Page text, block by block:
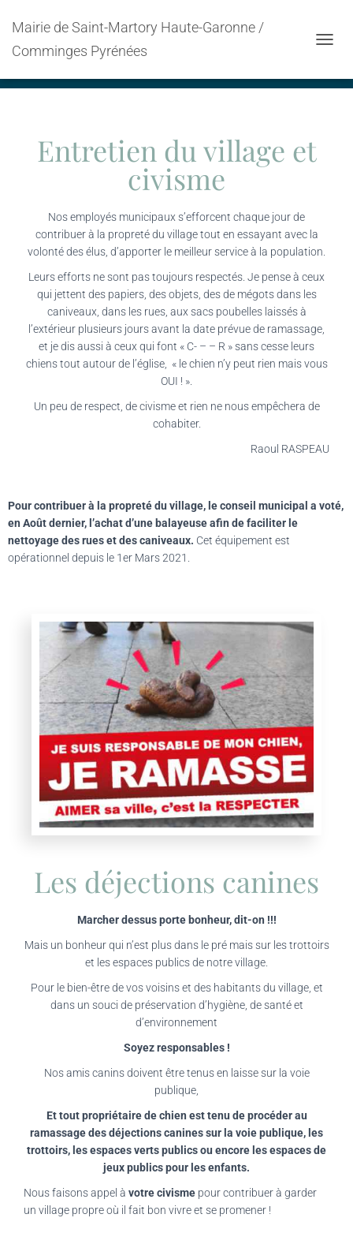
Mairie de Saint-Martory Haute-Garonne /
Comminges Pyrénées
Propreté de notre village
Entretien du village et
civisme
Nos employés municipaux s’efforcent chaque jour de
contribuer à la propreté du village tout en essayant avec la
volonté des élus, d’apporter le meilleur service à la population.
Leurs efforts ne sont pas toujours respectés. Je pense à ceux
qui jettent des papiers, des objets, des de mégots dans les
caniveaux, dans les rues, aux sacs poubelles laissés à
l’extérieur plusieurs jours avant la date prévue de ramassage,
et je dis aussi à ceux qui font « C- – – R » sans cesse leurs
chiens tout autour de l’église, « le chien n’y peut rien mais vous
OUI ! ».
Un peu de respect, de civisme et rien ne nous empêchera de
cohabiter.
Raoul RASPEAU
Pour contribuer à la propreté du village, le conseil municipal a voté,
en Août dernier, l’achat d’une balayeuse afin de faciliter le
nettoyage des rues et des caniveaux. Cet équipement est
opérationnel depuis le 1er Mars 2021.
Les déjections canines
Marcher dessus porte bonheur, dit-on !!!
Mais un bonheur qui n’est plus dans le pré mais sur les trottoirs
et les espaces publics de notre village.
Pour le bien-être de vos voisins et des habitants du village, et
dans un souci de préservation d’hygiène, de santé et
d’environnement
Soyez responsables !
Nos amis canins doivent être tenus en laisse sur la voie
publique,
Et tout propriétaire de chien est tenu de procéder au
ramassage des déjections canines sur la voie publique, les
trottoirs, les espaces verts publics ou encore les espaces de
jeux publics pour les enfants.
Nous faisons appel à votre civisme pour contribuer à garder
un village propre où il fait bon vivre et se promener !